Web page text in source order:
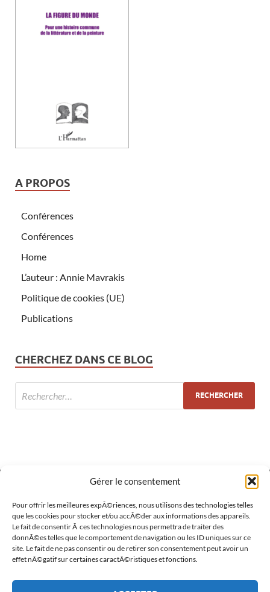
Gérer le consentement
Pour offrir les meilleures expÃ©riences, nous utilisons des technologies telles
que les cookies pour stocker et/ou accÃ©der aux informations des appareils.
Le fait de consentir Ã ces technologies nous permettra de traiter des
donnÃ©es telles que le comportement de navigation ou les ID uniques sur ce
site. Le fait de ne pas consentir ou de retirer son consentement peut avoir un
effet nÃ©gatif sur certaines caractÃ©ristiques et fonctions.
A PROPOS
Conférences
Conférences
Home
L’auteur : Annie Mavrakis
Politique de cookies (UE)
Publications
CHERCHEZ DANS CE BLOG
MÉTA
Connexion
Flux des publications
Flux des commentaires